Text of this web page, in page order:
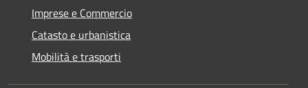
Imprese e Commercio
Catasto e urbanistica
Mobilità e trasporti